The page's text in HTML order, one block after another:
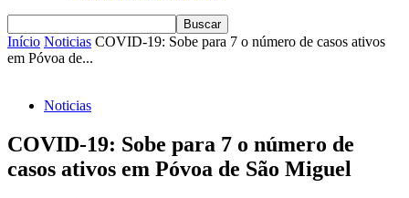
Início Noticias COVID-19: Sobe para 7 o número de casos ativos
em Póvoa de...
Noticias
COVID-19: Sobe para 7 o número de
casos ativos em Póvoa de São Miguel